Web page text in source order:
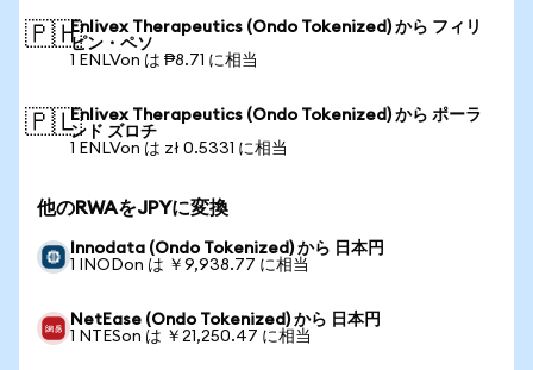
🇵🇭Enlivex Therapeutics (Ondo Tokenized) から フィリ
ピン・ペソ
1 ENLVon は ₱8.71 に相当
🇵🇱Enlivex Therapeutics (Ondo Tokenized) から ポーラ
ンド ズロチ
1 ENLVon は zł 0.5331 に相当
他のRWAをJPYに変換
Innodata (Ondo Tokenized) から 日本円
1 INODon は ￥9,938.77 に相当
NetEase (Ondo Tokenized) から 日本円
1 NTESon は ￥21,250.47 に相当